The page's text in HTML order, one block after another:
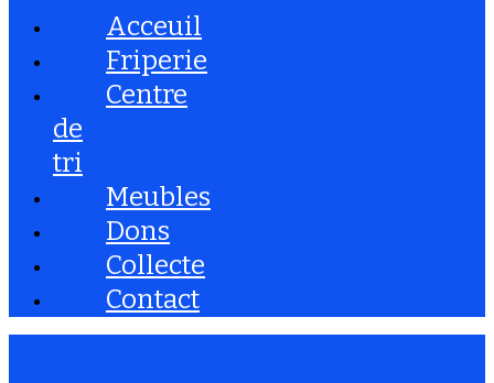
Acceuil
Friperie
Centre
de
tri
Meubles
Dons
Collecte
Contact